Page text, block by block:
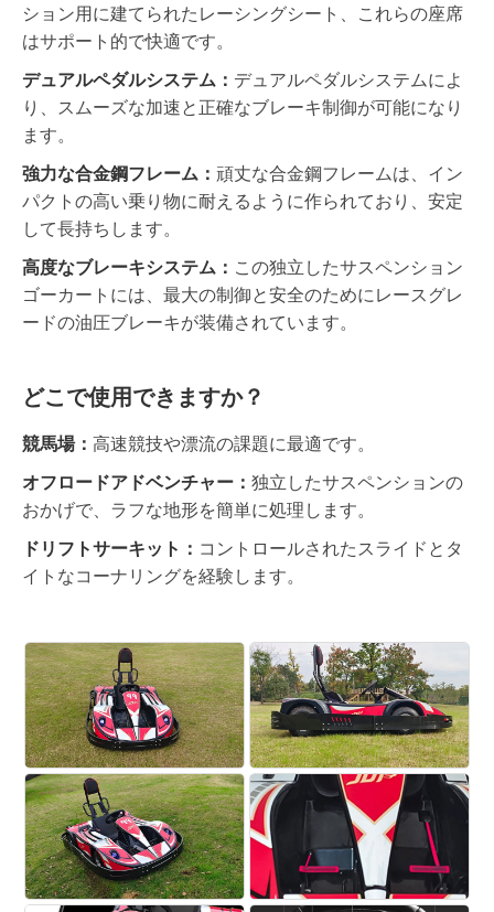
ション用に建てられたレーシングシート、これらの座席
はサポート的で快適です。
デュアルペダルシステム： デュアルペダルシステムによ
り、スムーズな加速と正確なブレーキ制御が可能になり
ます。
強力な合金鋼フレーム： 頑丈な合金鋼フレームは、イン
パクトの高い乗り物に耐えるように作られており、安定
して長持ちします。
高度なブレーキシステム： この独立したサスペンション
ゴーカートには、最大の制御と安全のためにレースグレ
ードの油圧ブレーキが装備されています。
どこで使用できますか？
競馬場： 高速競技や漂流の課題に最適です。
オフロードアドベンチャー： 独立したサスペンションの
おかげで、ラフな地形を簡単に処理します。
ドリフトサーキット： コントロールされたスライドとタ
イトなコーナリングを経験します。